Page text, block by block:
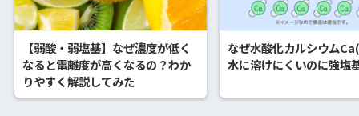
【弱酸・弱塩基】なぜ濃度が低く
なると電離度が高くなるの？わか
りやすく解説してみた
なぜ水酸化カルシウム
水に溶けにくいのに強塩